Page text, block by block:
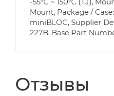
Mount, Package /
miniBLOC, Supplier
227B, Base Part
Отзывы